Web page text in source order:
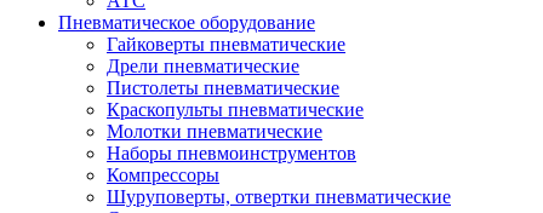
Пневматическое оборудование
Гайковерты пневматические
Дрели пневматические
Пистолеты пневматические
Краскопульты пневматические
Молотки пневматические
Наборы пневмоинструментов
Компрессоры
Шуруповерты, отвертки пневматические